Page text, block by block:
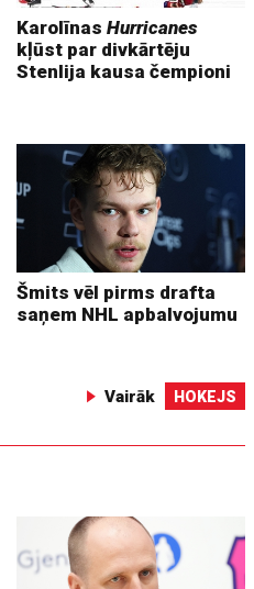
KarolīnasHurricanes
kļūst par divkārtēju
Stenlija kausa čempioni
Šmits vēl pirms drafta
saņem NHL apbalvojumu
Vairāk HOKEJS